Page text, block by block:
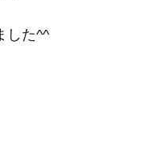
した^^